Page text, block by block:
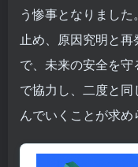
う惨事となりまし
止め、原因究明と
で、未来の安全を
で協力し、二度と
んでいくことが求め